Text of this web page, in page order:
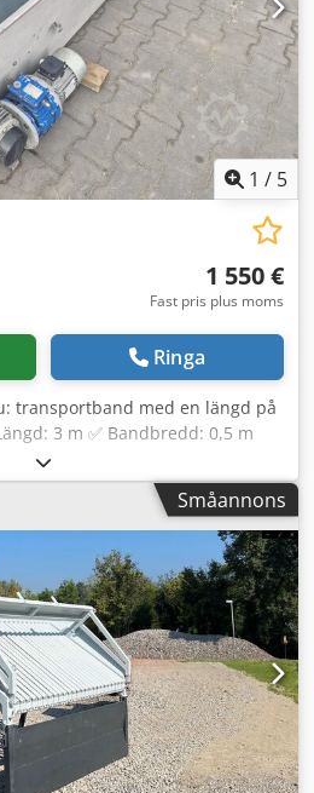
1 / 5
1 550 €
Fast pris plus moms
Ringa
transportband med en längd på
3 m ✅ Bandbredd: 0,5 m
Möjlighet till transport kan
på plats Välkommen
dig att välja rätt transportband
Småannons